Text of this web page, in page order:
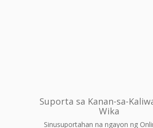
Suporta sa Kanan-sa-
Wika
Sinusuportahan na ngayon ng